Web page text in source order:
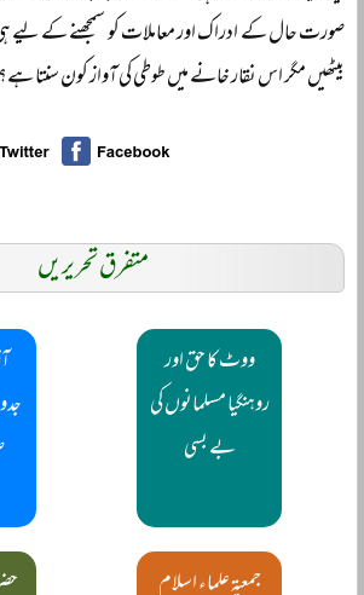
صورت حال کے ادراک اور معاملات کو سمجھنے کے لیے
بیٹھیں مگر اس نقار خانے میں طوطی کی آواز کون سنتا ہے؟
متفرق تحریریں
ووٹ کا حق اور
روہنگیا مسلمانوں کی
بے بسی
جمعیۃ علماء اسلام